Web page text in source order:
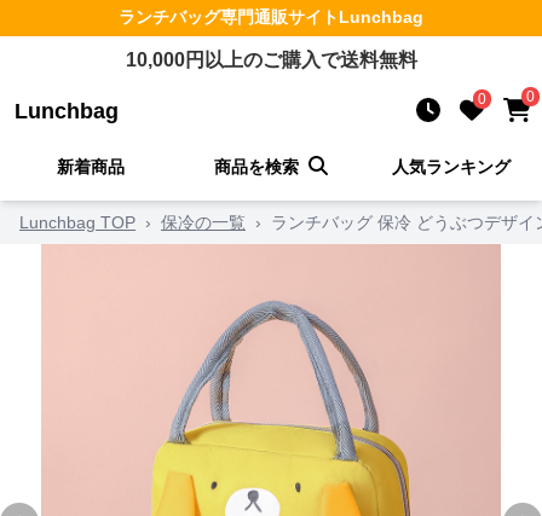
ランチバッグ専門通販サイトLunchbag
10,000円以上のご購入で送料無料
Lunchbag 0 0
新着商品 商品を検索 人気ランキング
Lunchbag TOP › 保冷の一覧 › ランチバッグ 保冷 どうぶつデザイ